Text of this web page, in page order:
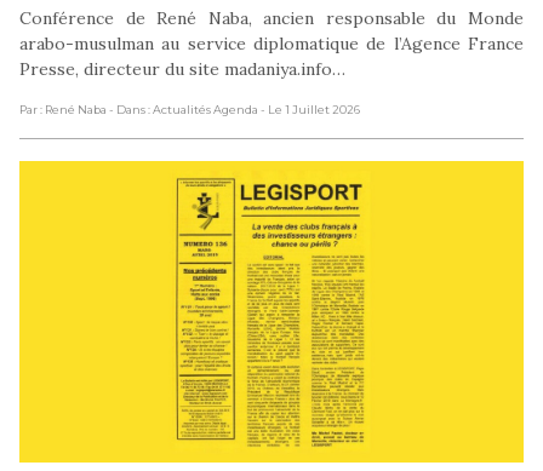
Conférence de René Naba, ancien responsable du Monde
arabo-musulman au service diplomatique de l’Agence France
Presse, directeur du site madaniya.info…
Par : René Naba - Dans : Actualités Agenda - Le 1 Juillet 2026